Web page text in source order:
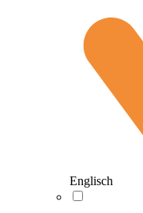
Englisch